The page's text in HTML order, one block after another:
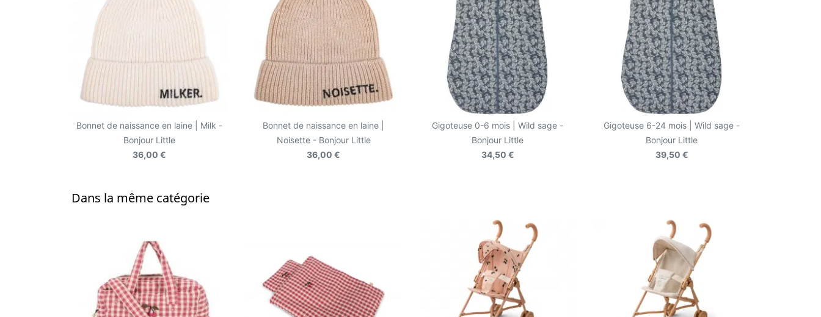
Bonnet de naissance en laine | Milk -
Bonjour Little
36,00 €
Bonnet de naissance en laine |
Noisette - Bonjour Little
36,00 €
Gigoteuse 0-6 mois | Wild sage -
Bonjour Little
34,50 €
Gigoteuse 6-24 mois | Wild sage -
Bonjour Little
39,50 €
Dans la même catégorie